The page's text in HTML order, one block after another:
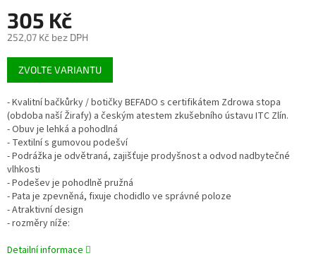
305 Kč
252,07 Kč bez DPH
Měrná
cena:
ZVOLTE VARIANTU
- Kvalitní bačkůrky / botičky BEFADO s certifikátem Zdrowa stopa
(obdoba naší Žirafy) a českým atestem zkušebního ústavu ITC Zlín.
- Obuv je lehká a pohodlná
- Textilní s gumovou podešví
- Podrážka je odvětraná, zajišťuje prodyšnost a odvod nadbytečné
vlhkosti
- Podešev je pohodlně pružná
- Pata je zpevněná, fixuje chodidlo ve správné poloze
- Atraktivní design
- rozměry níže:
Detailní informace